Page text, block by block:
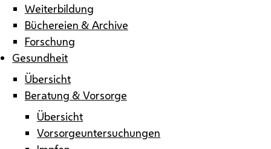
Weiterbildung
Büchereien & Archive
Forschung
Gesundheit
Übersicht
Beratung & Vorsorge
Übersicht
Vorsorgeuntersuchungen